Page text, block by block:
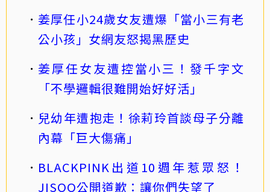
姜厚任小24歲女友遭爆「當小三有老
公小孩」女網友怒揭黑歷史
姜厚任女友遭控當小三！發千字文
「不學邏輯很難開始好好活」
兒幼年遭抱走！徐莉玲首談母子分離
內幕「巨大傷痛」
BLACKPINK出道10週年惹眾怒！
JISOO公開道歉：讓你們失望了